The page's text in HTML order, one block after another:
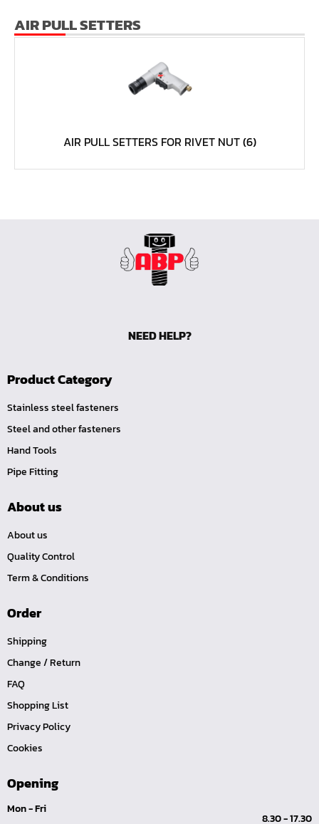
หน้าแปลนเชื่อม SUS304 JEF 300P RF
หน้าแปลนเชื่อม SUS304 JEF 150P RF
หน้าแปลนเหล็กเกลียวใน JEF PN40
หน้าแปลนเหล็กเกลียวใน JEF PN16
หน้าแปลนเหล็กเกลียวใน JEF 150P
หน้าแปลนเหล็กคอสูง JEF WNRF 150P
หน้าแปลนเหล็กบอด JEF 10K FF ชุบกัลวาไนซ์
หน้าแปลนเชื่อมเหล็ก JEF 150P RF ชุบกัลวาไนซ์
หน้าแปลนเชื่อมเหล็ก JEF 300P RF
ประแจตะขอ
คีมตัดสายเคเบิ้ล
คีมย้ำสายไฟ
คีมล๊อค
คีมหนีบ-ถ่างแหวน
คีมปากเฉียง
คีมปากจิ้งจก
บ๊อกซ์เดือยโผล่ Z-Series หกเหลี่ยม,ท๊อกซ์ ขนาด 1/4",
ลูกบ๊อกซ์ สั้น, ยาว Koken Z-Series ขนาด 1/4", 3/8", 1/2"
ข้อต่อ Z-Series ขนาด 1/4", 3/8", 1/2"
ซ็อกเก็ต Z-Series
ไขควงตอก
ไขควง Koken
AIR PULL SETTERS
AIR PULL SETTERS FOR RIVET NUT(6)
NEED HELP?
Product Category
Stainless steel fasteners
Steel and other fasteners
Hand Tools
Pipe Fitting
About us
About us
Quality Control
Term & Conditions
Order
Shipping
Change / Return
FAQ
Shopping List
Privacy Policy
Cookies
Opening
Mon - Fri
8.30 - 17.30